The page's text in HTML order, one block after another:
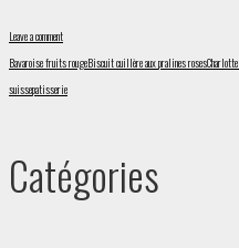
Leave a comment
Bavaroise fruits rougeBiscuit cuillère aux pralines roses
suissepatisserie
Catégories